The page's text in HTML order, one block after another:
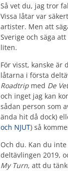
Så vet du, jag tror
Vissa låtar var
artister. Men att
Sverige och säga
liten.
För visst, kanske är
låtarna i första
Roadtrip med De
och inget jag kan
sådan person som
ända hit då dock)
och NJUT) så
Och du. Kan du
deltävlingen 2019,
My Turn, att du